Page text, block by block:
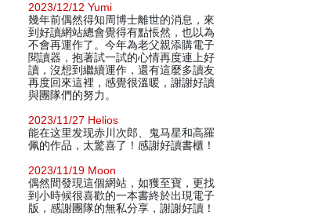
2023/12/12 Yumi
幾年前偶然得知周博士離世的消息，來
到好讀網站總會覺得有點悵然，也以為
不會再運作了。今年為老父親添購電子
閱讀器，抱著試一試的心情再度連上好
讀，沒想到繼續運作，還有這麼多讀友
再度回來這裡，感覺很溫暖，謝謝好讀
與團隊們的努力。
2023/11/27 Helios
能在这里发现赤川次郎、鬼马星和高羅
佩的作品，太驚喜了！感謝好讀書櫃！
2023/11/19 Moon
偶然間發現這個網站，如獲至寶，更找
到小時候很喜歡的一本書終於出現電子
版，感謝團隊的無私分享，謝謝好讀！